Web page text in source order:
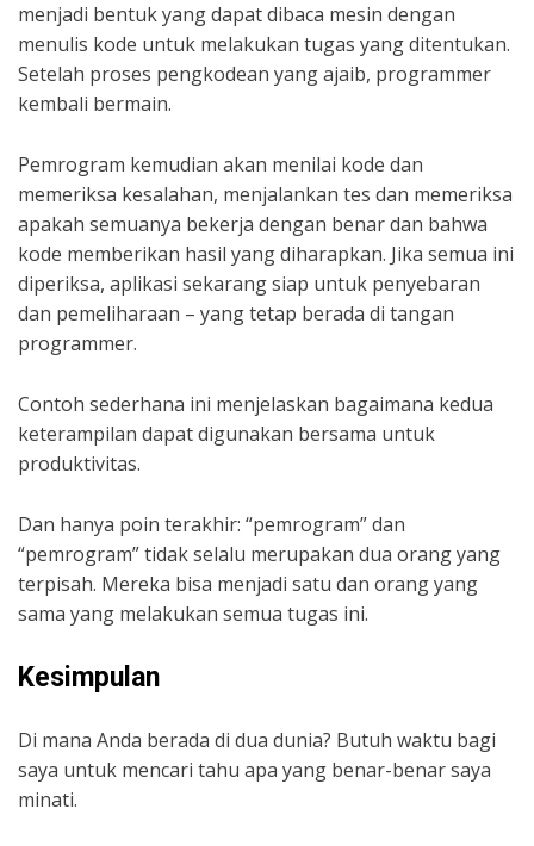
menjadi bentuk yang dapat dibaca mesin dengan
menulis kode untuk melakukan tugas yang ditentukan.
Setelah proses pengkodean yang ajaib, programmer
kembali bermain.
Pemrogram kemudian akan menilai kode dan
memeriksa kesalahan, menjalankan tes dan memeriksa
apakah semuanya bekerja dengan benar dan bahwa
kode memberikan hasil yang diharapkan. Jika semua ini
diperiksa, aplikasi sekarang siap untuk penyebaran
dan pemeliharaan – yang tetap berada di tangan
programmer.
Contoh sederhana ini menjelaskan bagaimana kedua
keterampilan dapat digunakan bersama untuk
produktivitas.
Dan hanya poin terakhir: “pemrogram” dan
“pemrogram” tidak selalu merupakan dua orang yang
terpisah. Mereka bisa menjadi satu dan orang yang
sama yang melakukan semua tugas ini.
Kesimpulan
Di mana Anda berada di dua dunia? Butuh waktu bagi
saya untuk mencari tahu apa yang benar-benar saya
minati.